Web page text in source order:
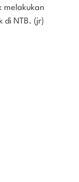
melakukan
di NTB. (jr)